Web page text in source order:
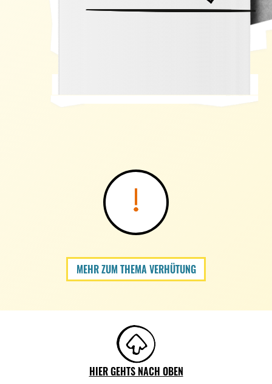
MEHR ZUM THEMA VERHÜTUNG
HIER GEHTS NACH OBEN